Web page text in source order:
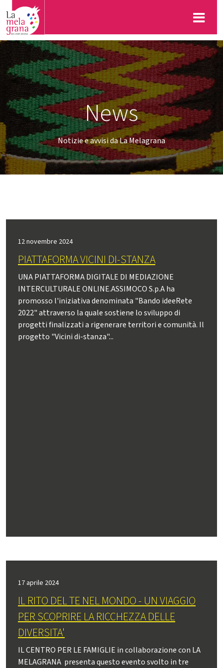
News
Notizie e avvisi da La Melagrana
12 novembre 2024
PIATTAFORMA VICINI DI-STANZA
UNA PIATTAFORMA DIGITALE DI MEDIAZIONE
INTERCULTURALE ONLINE.ASSIMOCO S.p.A ha
promosso l'iniziativa denominata "Bando ideeRete
2022" attraverso la quale sostiene lo sviluppo di
progetti finalizzati a rigenerare territori e comunità. Il
progetto "Vicini di-stanza"...
17 aprile 2024
IL RITO DEL TE NEL MONDO - UN VIAGGIO
PER SCOPRIRE LA RICCHEZZA DELLE
DIVERSITA'
IL CENTRO PER LE FAMIGLIE in collaborazione con LA
MELAGRANA presenta questo evento svolto in tre